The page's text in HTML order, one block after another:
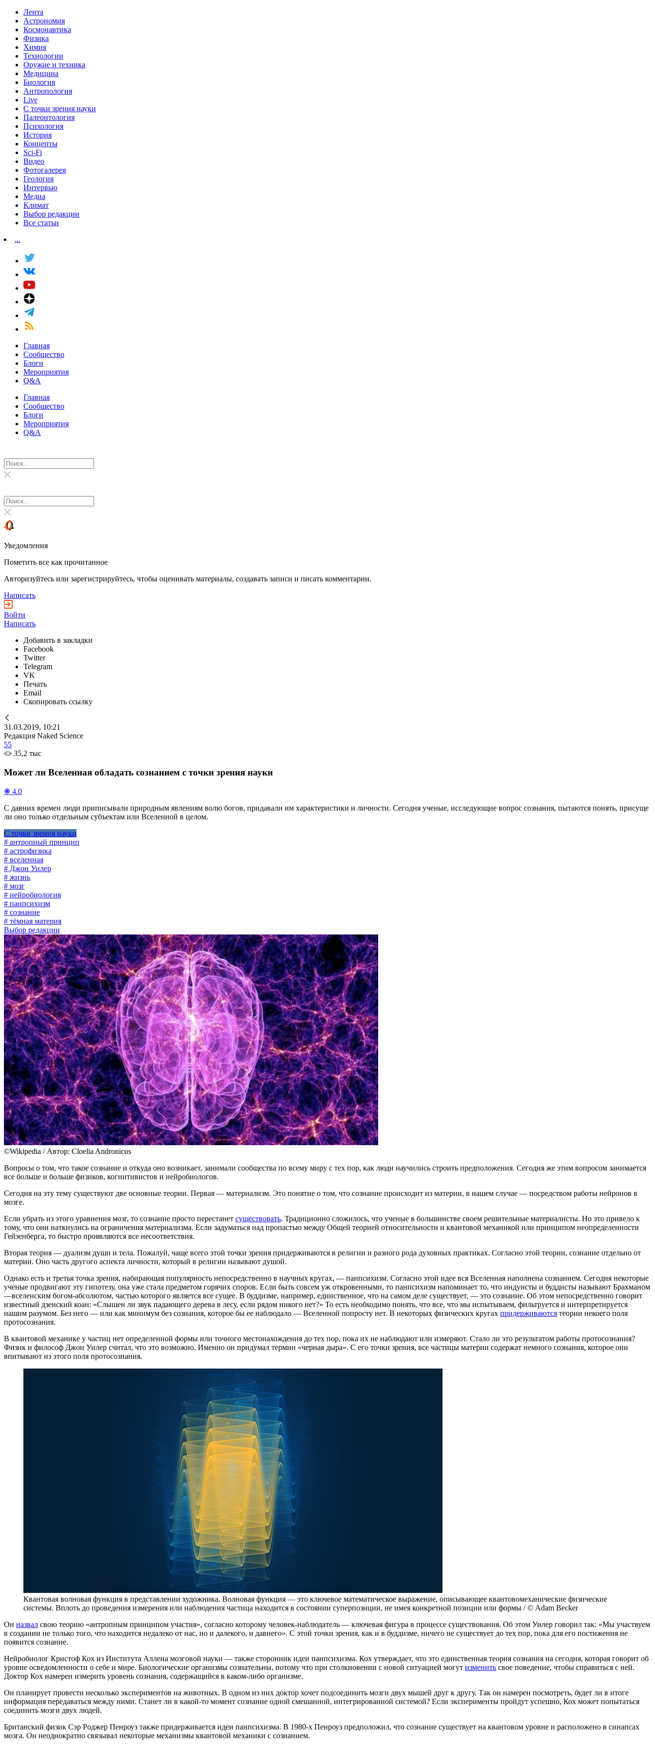
Лента
Астрономия
Космонавтика
Физика
Химия
Технологии
Оружие и техника
Медицина
Биология
Антропология
Live
С точки зрения науки
Палеонтология
Психология
История
Концепты
Sci-Fi
Видео
Фотогалерея
Геология
Интервью
Медиа
Климат
Выбор редакции
Все статьи
...
Главная
Сообщество
Блоги
Мероприятия
Q&A
Главная
Сообщество
Блоги
Мероприятия
Q&A
Уведомления
Пометить все как прочитанное
Авторизуйтесь или зарегистрируйтесь, чтобы оценивать материалы, создавать записи и писать комментарии.
Написать
Войти
Написать
Добавить в закладки
Facebook
Twitter
Telegram
VK
Печать
Email
Скопировать ссылку
31.03.2019, 10:21
Редакция Naked Science
55
35,2 тыс
Может ли Вселенная обладать сознанием с точки зрения науки
❋ 4.0
С давних времен люди приписывали природным явлениям волю богов, придавали им характеристики и личности. Сегодня ученые, исследующие вопрос сознания, пытаются понять, присуще
ли оно только отдельным субъектам или Вселенной в целом.
С точки зрения науки
# антропный принцип
# астрофизика
# вселенная
# Джон Уилер
# жизнь
# мозг
# нейробиология
# панпсихизм
# сознание
# тёмная материя
Выбор редакции
©Wikipedia / Автор: Cloelia Andronicus
Вопросы о том, что такое сознание и откуда оно возникает, занимали сообщества по всему миру с тех пор, как люди научились строить предположения. Сегодня же этим вопросом занимается
все больше и больше физиков, когнитивистов и нейробиологов.
Сегодня на эту тему существуют две основные теории. Первая — материализм. Это понятие о том, что сознание происходит из материи, в нашем случае — посредством работы нейронов в
мозге.
Если убрать из этого уравнения мозг, то сознание просто перестанет существовать. Традиционно сложилось, что ученые в большинстве своем решительные материалисты. Но это привело к
тому, что они наткнулись на ограничения материализма. Если задуматься над пропастью между Общей теорией относительности и квантовой механикой или принципом неопределенности
Гейзенберга, то быстро проявляются все несоответствия.
Вторая теория — дуализм души и тела. Пожалуй, чаще всего этой точки зрения придерживаются в религии и разного рода духовных практиках. Согласно этой теории, сознание отдельно от
материи. Оно часть другого аспекта личности, который в религии называют душой.
Однако есть и третья точка зрения, набирающая популярность непосредственно в научных кругах, — панпсихизм. Согласно этой идее вся Вселенная наполнена сознанием. Сегодня некоторые
ученые продвигают эту гипотезу, она уже стала предметом горячих споров. Если быть совсем уж откровенными, то панпсихизм напоминает то, что индуисты и буддисты называют Брахманом
—вселенским богом-абсолютом, частью которого является все сущее. В буддизме, например, единственное, что на самом деле существует, — это сознание. Об этом непосредственно говорит
известный дзенский коан: «Слышен ли звук падающего дерева в лесу, если рядом никого нет?» То есть необходимо понять, что все, что мы испытываем, фильтруется и интерпретируется
нашим разумом. Без него — или как минимум без сознания, которое бы ее наблюдало — Вселенной попросту нет. В некоторых физических кругах придерживаются теории некоего поля
протосознания.
В квантовой механике у частиц нет определенной формы или точного местонахождения до тех пор, пока их не наблюдают или измеряют. Стало ли это результатом работы протосознания?
Физик и философ Джон Уилер считал, что это возможно. Именно он придумал термин «черная дыра». С его точки зрения, все частицы материи содержат немного сознания, которое они
впитывают из этого поля протосознания.
Квантовая волновая функция в представлении художника. Волновая функция — это ключевое математическое выражение, описывающее квантовомеханические физические
системы. Вплоть до проведения измерения или наблюдения частица находится в состоянии суперпозиции, не имея конкретной позиции или формы / © Adam Becker
Он назвал свою теорию «антропным принципом участия», согласно которому человек-наблюдатель — ключевая фигура в процессе существования. Об этом Уилер говорил так: «Мы участвуем
в создании не только того, что находится недалеко от нас, но и далекого, и давнего». С этой точки зрения, как и в буддизме, ничего не существует до тех пор, пока для его постижения не
появится сознание.
Нейробиолог Кристоф Кох из Института Аллена мозговой науки — также сторонник идеи панпсихизма. Кох утверждает, что это единственная теория сознания на сегодня, которая говорит об
уровне осведомленности о себе и мире. Биологические организмы сознательны, потому что при столкновении с новой ситуацией могут изменить свое поведение, чтобы справиться с ней.
Доктор Кох намерен измерить уровень сознания, содержащийся в каком-либо организме.
Он планирует провести несколько экспериментов на животных. В одном из них доктор хочет подсоединить мозги двух мышей друг к другу. Так он намерен посмотреть, будет ли в итоге
информация передаваться между ними. Станет ли в какой-то момент сознание одной смешанной, интегрированной системой? Если эксперименты пройдут успешно, Кох может попытаться
соединить мозги двух людей.
Британский физик Сэр Роджер Пенроуз также придерживается идеи панпсихизма. В 1980-х Пенроуз предположил, что сознание существует на квантовом уровне и расположено в синапсах
мозга. Он неоднократно связывал некоторые механизмы квантовой механики с сознанием.